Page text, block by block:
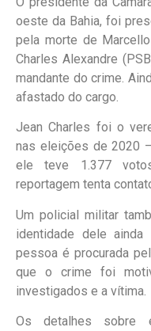
oeste da Bahia, foi
pela morte de
Charles Alexandre
mandante do crime.
afastado do cargo.
Jean Charles foi o
nas eleições de 2020
ele teve 1.377
reportagem tenta
Um policial militar
identidade dele
pessoa é procurada
que o crime foi
investigados e a vítima.
Os detalhes sobre